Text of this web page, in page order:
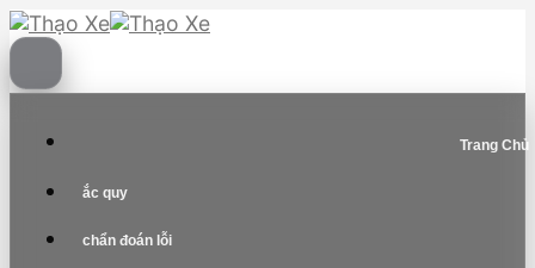
Skip
to
content
Trang Chủ
ắc quy
chẩn đoán lỗi